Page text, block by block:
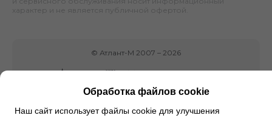
характер и не является публичной офертой.
© Атлант-М 2007 – 2026
Обработка файлов cookie
Наш сайт использует файлы cookie для улучшения